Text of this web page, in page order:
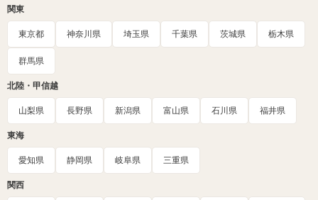
関東
東京都 神奈川県 埼玉県 千葉県 茨城県 栃木県
群馬県
北陸・甲信越
山梨県 長野県 新潟県 富山県 石川県 福井県
東海
愛知県 静岡県 岐阜県 三重県
関西